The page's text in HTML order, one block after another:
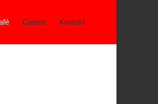
Galerie Kontakt